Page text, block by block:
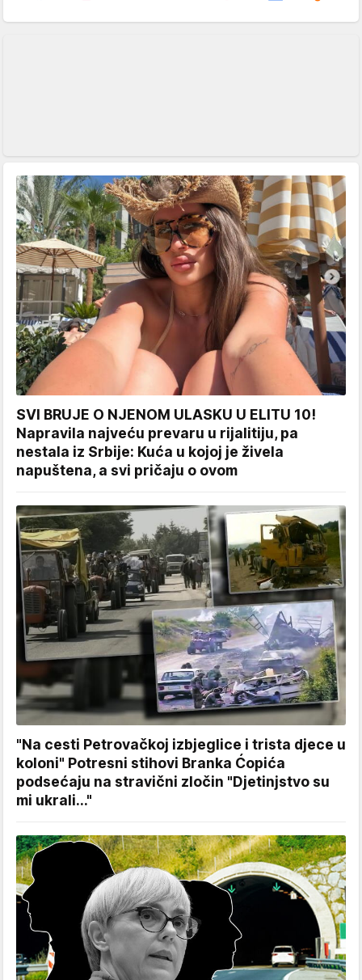
SVI BRUJE O NJENOM ULASKU U ELITU 10!
Napravila najveću prevaru u rijalitiju, pa
nestala iz Srbije: Kuća u kojoj je živela
napuštena, a svi pričaju o ovom
"Na cesti Petrovačkoj izbjeglice i trista djece u
koloni" Potresni stihovi Branka Ćopića
podsećaju na stravični zločin "Djetinjstvo su
mi ukrali..."